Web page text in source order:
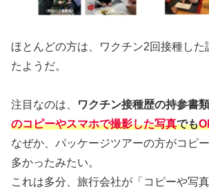
ほとんどの方は、ワクチン2回接種した
たようだ。
注目なのは、 ワクチン接種歴の持参書
のコピーやスマホで撮影した写真でも
なぜか、パッケージツアーの方がコピ
多かったみたい。
これは多分、旅行会社が「コピーや写